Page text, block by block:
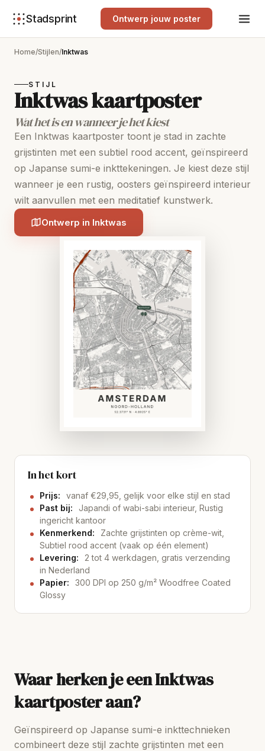
Stadsprint Ontwerp jouw poster
Home/Stijlen/Inktwas
STIJL
Inktwas kaartposter
Wat het is en wanneer je het kiest
Een Inktwas kaartposter toont je stad in zachte
grijstinten met een subtiel rood accent, geïnspireerd
op Japanse sumi-e inkttekeningen. Je kiest deze stijl
wanneer je een rustig, oosters geïnspireerd interieur
wilt aanvullen met een meditatief kunstwerk.
Ontwerp in Inktwas
In het kort
Prijs:
vanaf €29,95, gelijk voor elke stijl en stad
Past bij:
Japandi of wabi-sabi interieur, Rustig
ingericht kantoor
Kenmerkend:
Zachte grijstinten op crème-wit,
Subtiel rood accent (vaak op één element)
Levering:
2 tot 4 werkdagen, gratis verzending
in Nederland
Papier:
300 DPI op 250 g/m² Woodfree Coated
Glossy
Waar herken je een Inktwas
kaartposter aan?
Geïnspireerd op Japanse sumi-e inkttechnieken
combineert deze stijl zachte grijstinten met een